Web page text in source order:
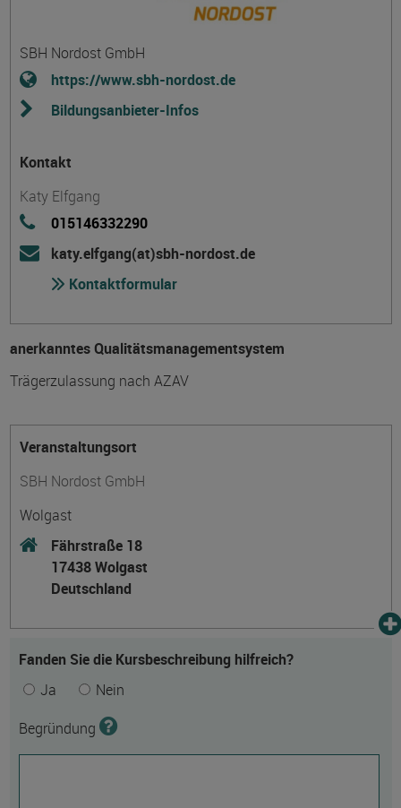
SBH Nordost GmbH
https://www.sbh-nordost.de
Bildungsanbieter-Infos
Kontakt
Katy Elfgang
015146332290
katy.elfgang(at)sbh-nordost.de
Kontaktformular
anerkanntes Qualitätsmanagementsystem
Trägerzulassung nach AZAV
Veranstaltungsort
SBH Nordost GmbH
Wolgast
Fährstraße 18
17438 Wolgast
Deutschland
Fanden Sie die Kursbeschreibung hilfreich?
Ja
Nein
Begründung